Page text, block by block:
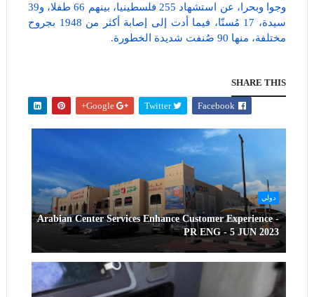
وجوا وبحرا، عن استشهاد 255 فلسطينيا، بينهم 66 طفلا، و39
سيدة، 17 مُسنّا، فيما أدت إلى إصابة أكثر من 1948 بجروح
مختلفة، منها 90 صُنفت شديدة الخطورة.‎
SHARE THIS
Twitter
Google+
دولي
Arabian Center Services Enhance Customer Experience -
PR ENG - 5 JUN 2023